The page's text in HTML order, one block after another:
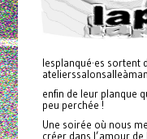
lesplanqué·es sortent
enfin de leur planque
peu perchée !
Une soirée où nous
créer dans l’amour